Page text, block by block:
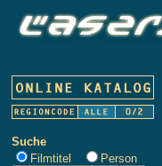
Suche
Filmtitel
Person